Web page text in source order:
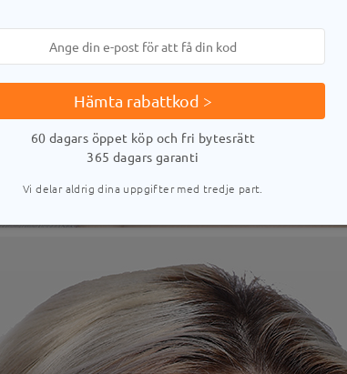
Hämta rabattkod >
60 dagars öppet köp och fri bytesrätt
365 dagars garanti
Vi delar aldrig dina uppgifter med tredje part.